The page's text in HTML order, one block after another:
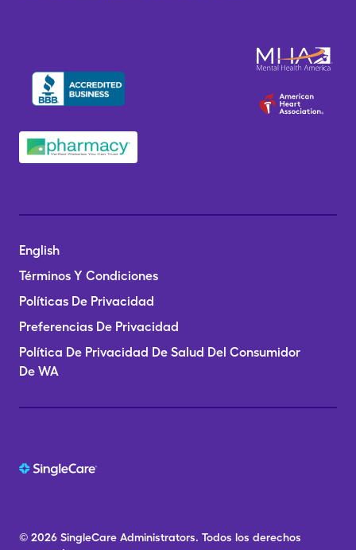
English
Términos Y Condiciones
Políticas De Privacidad
Preferencias De Privacidad
Política De Privacidad De Salud Del Consumidor
De WA
© 2026 SingleCare Administrators. Todos los derechos